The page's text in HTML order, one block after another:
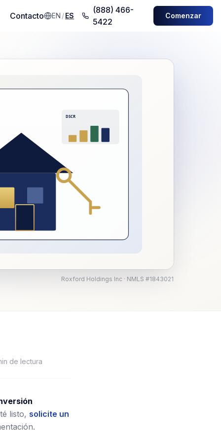
Contacto EN /ES
(888) 466-
5422
Comenzar
Roxford Holdings Inc · NMLS #1843021
de lectura
listo, solicite un